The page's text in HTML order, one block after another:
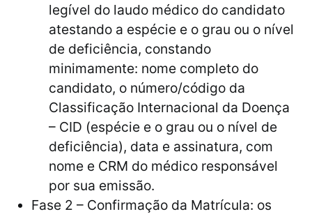
legível do laudo médico do candidato
atestando a espécie e o grau ou o nível
de deficiência, constando
minimamente: nome completo do
candidato, o número/código da
Classificação Internacional da Doença
– CID (espécie e o grau ou o nível de
deficiência), data e assinatura, com
nome e CRM do médico responsável
por sua emissão.
Fase 2 – Confirmação da Matrícula: os